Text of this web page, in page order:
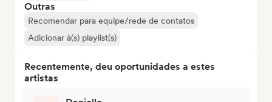
Outras
Recomendar para equipe/rede de contatos
Adicionar à(s) playlist(s)
Recentemente, deu oportunidades a estes
artistas